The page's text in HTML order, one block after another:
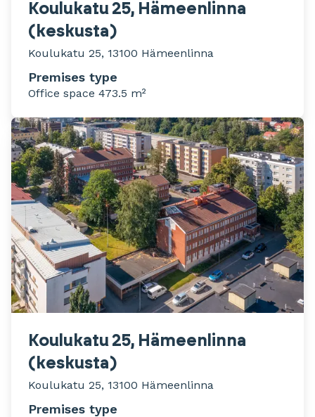
Koulukatu 25, Hämeenlinna
(keskusta)
Koulukatu 25, 13100 Hämeenlinna
Premises type
Office space 473.5 m²
Koulukatu 25, Hämeenlinna
(keskusta)
Koulukatu 25, 13100 Hämeenlinna
Premises type